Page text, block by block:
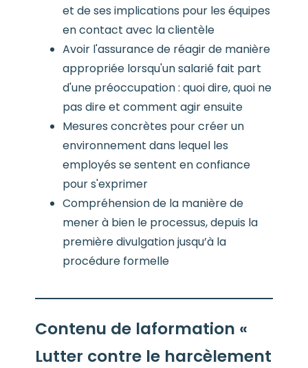
et de ses implications pour les équipes
en contact avec la clientèle
Avoir l'assurance de réagir de manière
appropriée lorsqu'un salarié fait part
d'une préoccupation : quoi dire, quoi ne
pas dire et comment agir ensuite
Mesures concrètes pour créer un
environnement dans lequel les
employés se sentent en confiance
pour s'exprimer
Compréhension de la manière de
mener à bien le processus, depuis la
première divulgation jusqu’à la
procédure formelle
Contenu de laformation «
Lutter contre le harcèlement